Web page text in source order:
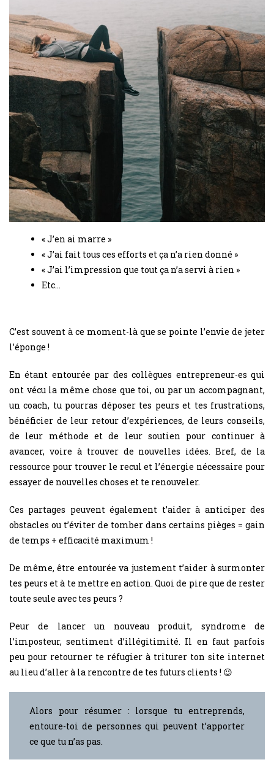
« J’en ai marre »
« J’ai fait tous ces efforts et ça n’a rien donné »
« J’ai l’impression que tout ça n’a servi à rien »
Etc…
C’est souvent à ce moment-là que se pointe l’envie de jeter
l’éponge !
En étant entourée par des collègues entrepreneur-es qui
ont vécu la même chose que toi, ou par un accompagnant,
un coach, tu pourras déposer tes peurs et tes frustrations,
bénéficier de leur retour d’expériences, de leurs conseils,
de leur méthode et de leur soutien pour continuer à
avancer, voire à trouver de nouvelles idées. Bref, de la
ressource pour trouver le recul et l’énergie nécessaire pour
essayer de nouvelles choses et te renouveler.
Ces partages peuvent également t’aider à anticiper des
obstacles ou t’éviter de tomber dans certains pièges = gain
de temps + efficacité maximum !
De même, être entourée va justement t’aider à surmonter
tes peurs et à te mettre en action. Quoi de pire que de rester
toute seule avec tes peurs ?
Peur de lancer un nouveau produit, syndrome de
l’imposteur, sentiment d’illégitimité. Il en faut parfois
peu pour retourner te réfugier à triturer ton site internet
au lieu d’aller à la rencontre de tes futurs clients ! 😉
Alors pour résumer : lorsque tu entreprends,
entoure-toi de personnes qui peuvent t’apporter
ce que tu n’as pas.